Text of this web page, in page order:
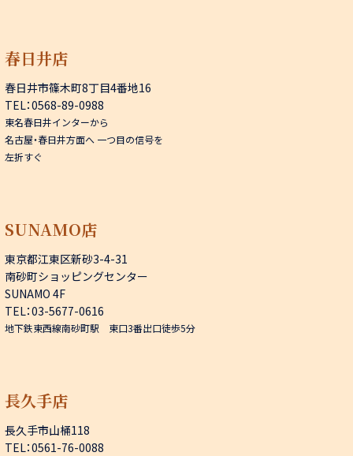
春日井店
春日井市篠木町8丁目4番地16
TEL：0568-89-0988
東名春日井インターから
名古屋・春日井方面へ 一つ目の信号を
左折すぐ
SUNAMO店
東京都江東区新砂3-4-31
南砂町ショッピングセンター
SUNAMO 4F
TEL：03-5677-0616
地下鉄東西線南砂町駅 東口3番出口徒歩5分
長久手店
長久手市山桶118
TEL：0561-76-0088